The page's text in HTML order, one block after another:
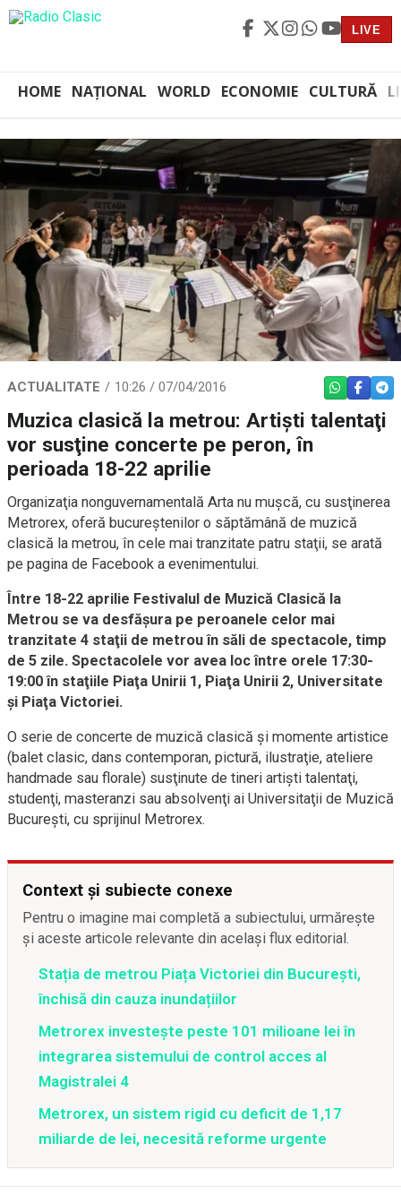
LIVE
HOME NAȚIONAL WORLD ECONOMIE CULTURĂ
ACTUALITATE 10:26 / 07/04/2016 WHATSAPP
Muzica clasică la metrou: Artişti talentaţi
vor susţine concerte pe peron, în
perioada 18-22 aprilie
Organizaţia nonguvernamentală Arta nu muşcă, cu susţinerea
Metrorex, oferă bucureştenilor o săptămână de muzică
clasică la metrou, în cele mai tranzitate patru staţii, se arată
pe pagina de Facebook a evenimentului.
Între 18-22 aprilie Festivalul de Muzică Clasică la
Metrou se va desfăşura pe peroanele celor mai
tranzitate 4 staţii de metrou în săli de spectacole, timp
de 5 zile. Spectacolele vor avea loc între orele 17:30-
19:00 în staţiile Piaţa Unirii 1, Piaţa Unirii 2, Universitate
şi Piaţa Victoriei.
O serie de concerte de muzică clasică şi momente artistice
(balet clasic, dans contemporan, pictură, ilustraţie, ateliere
handmade sau florale) susţinute de tineri artişti talentaţi,
studenţi, masteranzi sau absolvenţi ai Universitaţii de Muzică
Bucureşti, cu sprijinul Metrorex.
Context și subiecte conexe
Pentru o imagine mai completă a subiectului, urmărește
și aceste articole relevante din același flux editorial.
Stația de metrou Piața Victoriei din București,
închisă din cauza inundațiilor
Metrorex investește peste 101 milioane lei în
integrarea sistemului de control acces al
Magistralei 4
Metrorex, un sistem rigid cu deficit de 1,17
miliarde de lei, necesită reforme urgente